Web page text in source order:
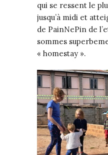
qui se ressent le
jusqu’à midi et
de PainNePin de
sommes
« homestay ».